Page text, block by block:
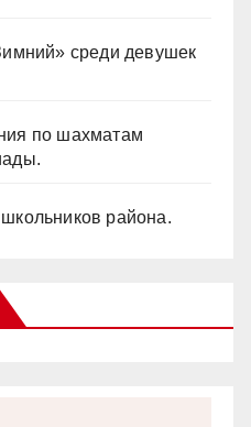
среди девушек
по шахматам
района.